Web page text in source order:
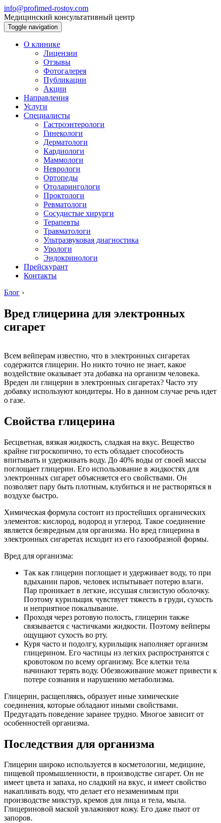
info@profimed-rostov.com
Медицинский консультативный центр
Toggle navigation
О клинике
Лицензии
Отзывы
Фотогалерея
Публикации
Акции
Направления
Услуги
Специалисты
Гастроэнтерологи
Гинекологи
Дерматологи
Кардиологи
Маммологи
Неврологи
Ортопеды
Отоларингологи
Проктологи
Ревматологи
Сосудистые хирурги
Терапевты
Травматологи
Ультразвуковая диагностика
Урологи
Эндокринологи
Прейскурант
Контакты
Блог ›
Вред глицерина для электронных
сигарет
Всем вейперам известно, что в электронных сигаретах
содержится глицерин. Но никто точно не знает, какое
воздействие оказывает эта добавка на организм человека.
Вреден ли глицерин в электронных сигаретах? Часто эту
добавку используют кондитеры. Но в данном случае речь идет
о газе.
Свойства глицерина
Бесцветная, вязкая жидкость, сладкая на вкус. Вещество
крайне гигроскопично, то есть обладает способность
впитывать и удерживать воду. До 40% воды от своей массы
поглощает глицерин. Его использование в жидкостях для
электронных сигарет объясняется его свойствами. Он
позволяет пару быть плотным, клубиться и не растворяться в
воздухе быстро.
Химическая формула состоит из простейших органических
элементов: кислород, водород и углерод. Такое соединение
является безвредным для организма. Но вред глицерина в
электронных сигаретах исходит из его газообразной формы.
Вред для организма:
Так как глицерин поглощает и удерживает воду, то при
вдыхании паров, человек испытывает потерю влаги.
Пар проникает в легкие, иссушая слизистую оболочку.
Поэтому курильщик чувствует тяжесть в груди, сухость
и неприятное покалывание.
Проходя через ротовую полость, глицерин также
связывается с частичками жидкости. Поэтому вейперы
ощущают сухость во рту.
Куря часто и подолгу, курильщик наполняет организм
глицерином. Его частицы из легких распространятся с
кровотоком по всему организму. Все клетки тела
начинают терять воду. Обезвоживание может привести к
потере сознания и нарушению метаболизма.
Глицерин, расщепляясь, образует иные химические
соединения, которые обладают иными свойствами.
Предугадать поведение заранее трудно. Многое зависит от
особенностей организма.
Последствия для организма
Глицерин широко используется в косметологии, медицине,
пищевой промышленности, в производстве сигарет. Он не
имеет цвета и запаха, но сладкий на вкус, и имеет свойство
накапливать воду, что делает его незаменимым при
производстве микстур, кремов для лица и тела, мыла.
Глицериновой маской увлажняют кожу. Его даже пьют от
запоров.